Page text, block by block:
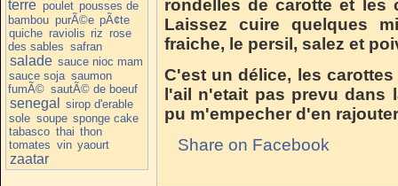
terre poulet pousses de
bambou purÃ©e pÃ¢te
quiche raviolis riz rose
des sables safran
salade sauce nioc mam
sauce soja saumon
fumÃ© sautÃ© de boeuf
senegal
sirop d'erable
sole soupe sponge cake
tabasco thai thon
tomates vin yaourt
zaatar
rondelles de carotte et les
Laissez cuire quelques
fraiche, le persil, salez et
C'est un délice, les
l'ail n'etait pas prevu dans
pu m'empecher d'en
Share on Facebook